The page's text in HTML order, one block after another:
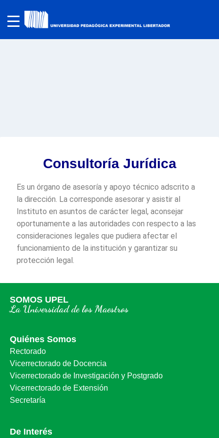
Consultoría Jurídica
Es un órgano de asesoría y apoyo técnico adscrito a
la dirección. La corresponde asesorar y asistir al
Instituto en asuntos de carácter legal, aconsejar
oportunamente a las autoridades con respecto a las
consideraciones legales que pudiera afectar el
funcionamiento de la institución y garantizar su
protección legal.
SOMOS UPEL
La Universidad de los Maestros
Quiénes Somos
Rectorado
Vicerrectorado de Docencia
Vicerrectorado de Investigación y Postgrado
Vicerrectorado de Extensión
Secretaría
De Interés